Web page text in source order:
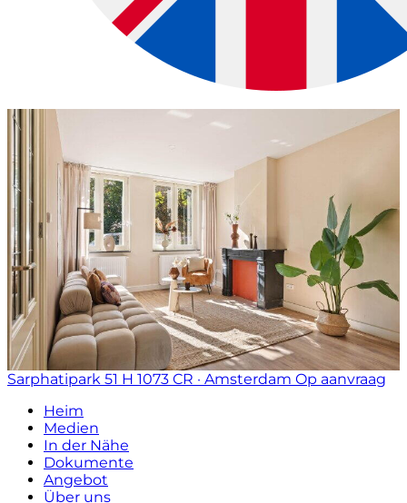
Sarphatipark 51 H 1073 CR · Amsterdam Op aanvraag
Heim
Medien
In der Nähe
Dokumente
Angebot
Über uns